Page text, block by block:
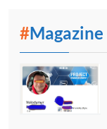
#Magazine